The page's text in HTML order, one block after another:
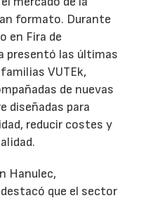
formato. Durante
en Fira de
presentó las últimas
VUTEk,
de nuevas
diseñadas para
reducir costes y
Hanulec,
que el sector